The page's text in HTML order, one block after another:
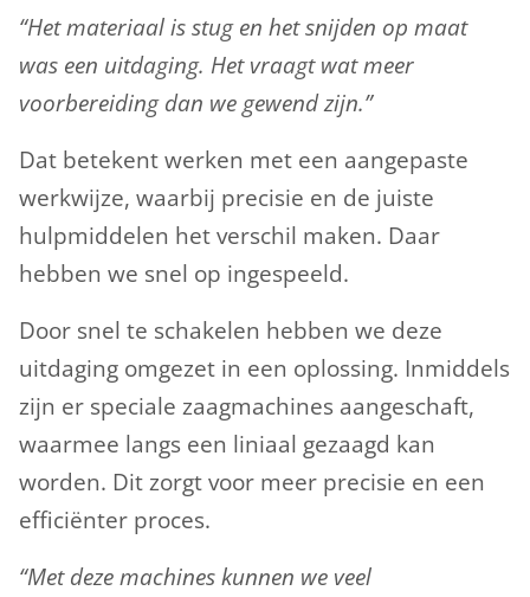
“Het materiaal is stug en het snijden op maat
was een uitdaging. Het vraagt wat meer
voorbereiding dan we gewend zijn.”
Dat betekent werken met een aangepaste
werkwijze, waarbij precisie en de juiste
hulpmiddelen het verschil maken. Daar
hebben we snel op ingespeeld.
Door snel te schakelen hebben we deze
uitdaging omgezet in een oplossing. Inmiddels
zijn er speciale zaagmachines aangeschaft,
waarmee langs een liniaal gezaagd kan
worden. Dit zorgt voor meer precisie en een
efficiënter proces.
“Met deze machines kunnen we veel